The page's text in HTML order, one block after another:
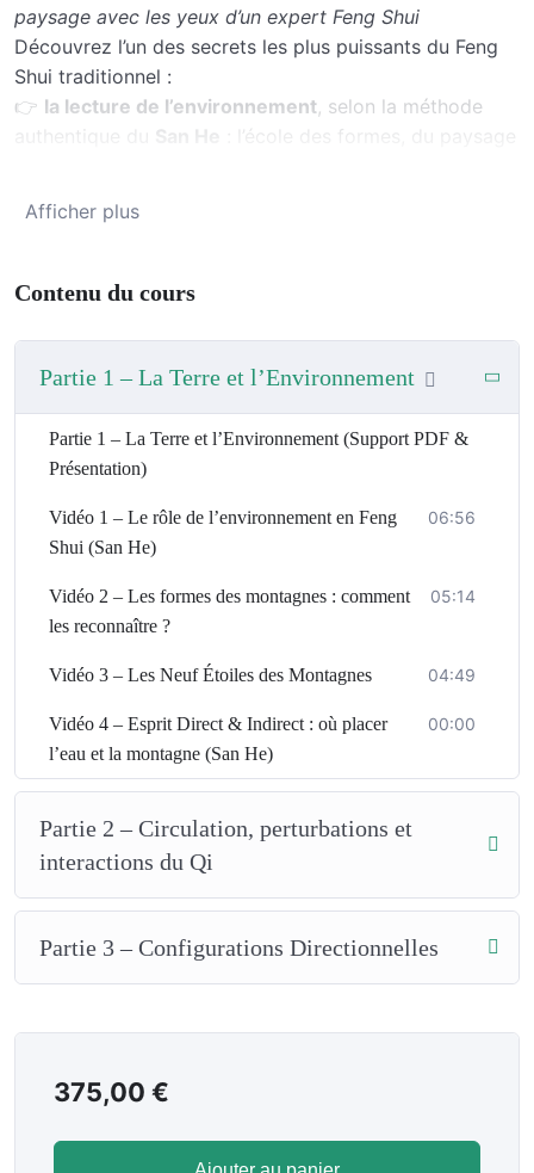
paysage avec les yeux d’un expert Feng Shui
Découvrez l’un des secrets les plus puissants du Feng
Shui traditionnel :
👉 la lecture de l’environnement , selon la méthode
San He
: l’école des formes, du paysage
lieu comme un maître Feng Shui
🌿Ce que vous allez
apprendre
Dans ce cours complet et accessible, vous découvrirez
🌀Le Qi visible, physique et subtil
vent, climat, hygrométrie
montagnes, collines, vallons
dragons terrestres & dragons célestes
➡️Comprendre comment l’environnement influence
réellement votre vie.
🏔️Les 5 formes des montagnes
comment les reconnaître dans le paysage européen
Lire instantanément la nature du Qi d’un relief.
🌟 Les Neuf Étoiles des Montagnes
Afficher plus
Contenu du cours
Partie 1 – La Terre et l’Environnement
Partie 1 – La Terre et l’Environnement (Support PDF &
Présentation)
Vidéo 1 – Le rôle de l’environnement en Feng
Shui (San He)
06:56
Vidéo 2 – Les formes des montagnes : comment
les reconnaître ?
05:14
Vidéo 3 – Les Neuf Étoiles des Montagnes 04:49
Vidéo 4 – Esprit Direct & Indirect : où placer
l’eau et la montagne (San He)
00:00
Partie 2 – Circulation, perturbations et
interactions du Qi
Partie 3 – Configurations Directionnelles
375,00 €